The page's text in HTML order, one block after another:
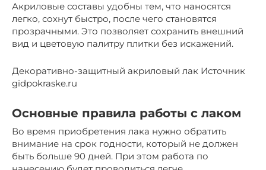
Акриловые составы удобны тем, что наносятся
легко, сохнут быстро, после чего становятся
прозрачными. Это позволяет сохранить внешний
вид и цветовую палитру плитки без искажений.
Декоративно-защитный акриловый лак Источник
gidpokraske.ru
Основные правила работы с лаком
Во время приобретения лака нужно обратить
внимание на срок годности, который не должен
быть больше 90 дней. При этом работа по